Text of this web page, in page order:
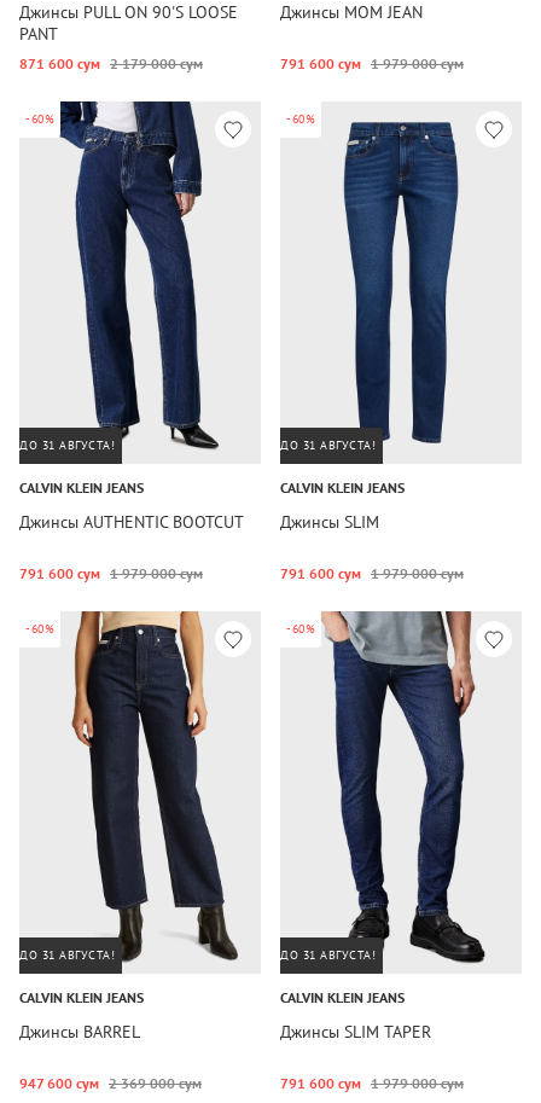
Джинсы PULL ON 90'S LOOSE
PANT
871 600 сум 2 179 000 сум
Джинсы MOM JEAN
791 600 сум 1 979 000 сум
-60%
ДО 31 АВГУСТА!
CALVIN KLEIN JEANS
Джинсы AUTHENTIC BOOTCUT
791 600 сум 1 979 000 сум
-60%
ДО 31 АВГУСТА!
CALVIN KLEIN JEANS
Джинсы SLIM
791 600 сум 1 979 000 сум
-60%
ДО 31 АВГУСТА!
CALVIN KLEIN JEANS
Джинсы BARREL
947 600 сум 2 369 000 сум
-60%
ДО 31 АВГУСТА!
CALVIN KLEIN JEANS
Джинсы SLIM TAPER
791 600 сум 1 979 000 сум